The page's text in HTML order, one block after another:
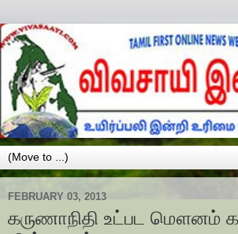
FEBRUARY 03, 2013
கருணாநிதி உட்பட மௌனம்